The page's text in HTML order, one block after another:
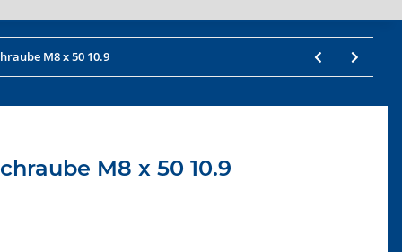
M8 x 50 10.9
M8 x 50 10.9